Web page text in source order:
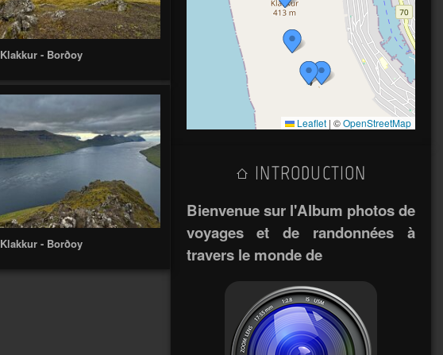
Klakkur - Borðoy
Klakkur - Borðoy
Leaflet | ©OpenStreetMap
INTRODUCTION
Bienvenue sur l'Album photos de
voyages et de randonnées à
travers le monde de